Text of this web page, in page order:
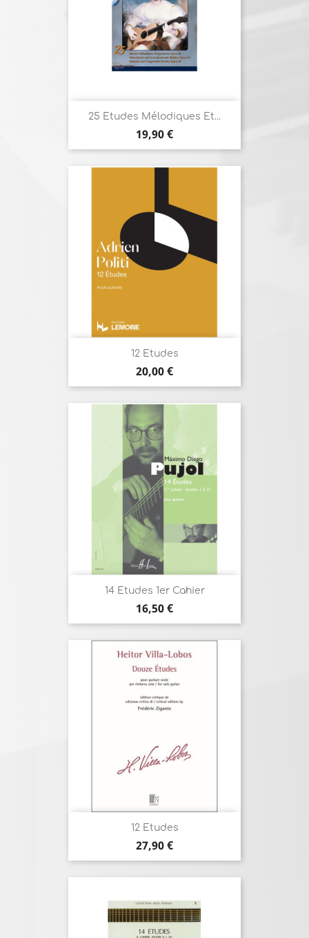
25 Etudes Mélodiques Et...
Prix
19,90 €
12 Etudes
Prix
20,00 €
14 Etudes 1er Cahier
Prix
16,50 €
12 Etudes
Prix
27,90 €